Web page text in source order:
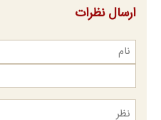
ارسال نظرات